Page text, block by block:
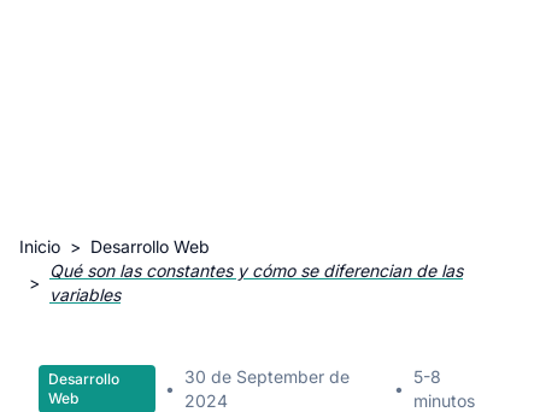
Inicio > Desarrollo Web
>
Qué son las constantes y cómo se diferencian de las
variables
Desarrollo
Web
•
30 de September de
2024
•
5-8
minutos